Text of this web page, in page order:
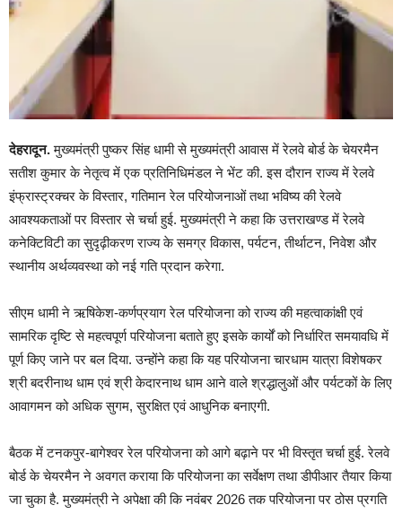
देहरादून.मुख्यमंत्री पुष्कर सिंह धामी से मुख्यमंत्री आवास में रेलवे बोर्ड के चेयरमैन
सतीश कुमार के नेतृत्व में एक प्रतिनिधिमंडल ने भेंट की. इस दौरान राज्य में रेलवे
इंफ्रास्ट्रक्चर के विस्तार, गतिमान रेल परियोजनाओं तथा भविष्य की रेलवे
आवश्यकताओं पर विस्तार से चर्चा हुई. मुख्यमंत्री ने कहा कि उत्तराखण्ड में रेलवे
कनेक्टिविटी का सुदृढ़ीकरण राज्य के समग्र विकास, पर्यटन, तीर्थाटन, निवेश और
स्थानीय अर्थव्यवस्था को नई गति प्रदान करेगा.
सीएम धामी ने ऋषिकेश-कर्णप्रयाग रेल परियोजना को राज्य की महत्वाकांक्षी एवं
सामरिक दृष्टि से महत्वपूर्ण परियोजना बताते हुए इसके कार्यों को निर्धारित समयावधि में
पूर्ण किए जाने पर बल दिया. उन्होंने कहा कि यह परियोजना चारधाम यात्रा विशेषकर
श्री बदरीनाथ धाम एवं श्री केदारनाथ धाम आने वाले श्रद्धालुओं और पर्यटकों के लिए
आवागमन को अधिक सुगम, सुरक्षित एवं आधुनिक बनाएगी.
बैठक में टनकपुर-बागेश्वर रेल परियोजना को आगे बढ़ाने पर भी विस्तृत चर्चा हुई. रेलवे
बोर्ड के चेयरमैन ने अवगत कराया कि परियोजना का सर्वेक्षण तथा डीपीआर तैयार किया
जा चुका है. मुख्यमंत्री ने अपेक्षा की कि नवंबर 2026 तक परियोजना पर ठोस प्रगति